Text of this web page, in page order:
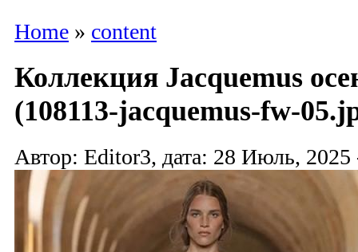
Home » content
Коллекция Jacquemus
(108113-jacquemus-fw-
Автор: Editor3, дата: 28 Июль, 2025